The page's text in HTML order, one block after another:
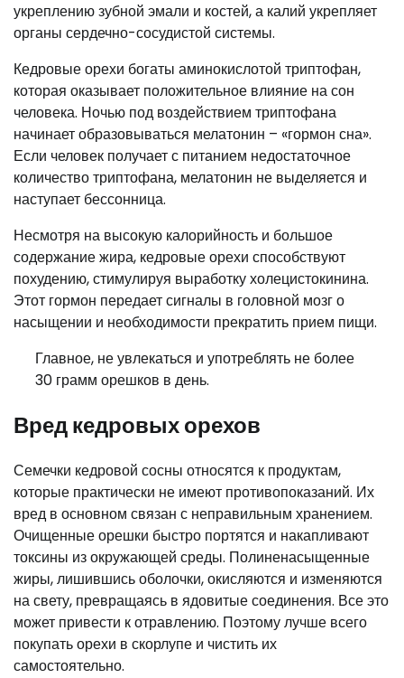
укреплению зубной эмали и костей, а калий укрепляет
органы сердечно-сосудистой системы.
Кедровые орехи богаты аминокислотой триптофан,
которая оказывает положительное влияние на сон
человека. Ночью под воздействием триптофана
начинает образовываться мелатонин – «гормон сна».
Если человек получает с питанием недостаточное
количество триптофана, мелатонин не выделяется и
наступает бессонница.
Несмотря на высокую калорийность и большое
содержание жира, кедровые орехи способствуют
похудению, стимулируя выработку холецистокинина.
Этот гормон передает сигналы в головной мозг о
насыщении и необходимости прекратить прием пищи.
Главное, не увлекаться и употреблять не более
30 грамм орешков в день.
Вред кедровых орехов
Семечки кедровой сосны относятся к продуктам,
которые практически не имеют противопоказаний. Их
вред в основном связан с неправильным хранением.
Очищенные орешки быстро портятся и накапливают
токсины из окружающей среды. Полиненасыщенные
жиры, лишившись оболочки, окисляются и изменяются
на свету, превращаясь в ядовитые соединения. Все это
может привести к отравлению. Поэтому лучше всего
покупать орехи в скорлупе и чистить их
самостоятельно.